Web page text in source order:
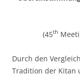
(45th
Durch den
Tradition der Kitan